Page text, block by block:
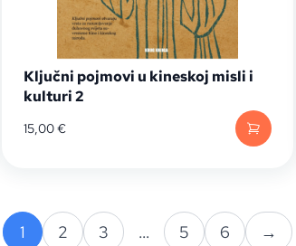
Ključni pojmovi u kineskoj misli i
kulturi 2
15,00€
1 2 3 … 5 6 →